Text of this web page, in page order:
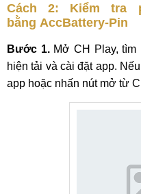
Cách 2: Kiểm tra
bằng AccBattery-Pin
Bước 1.Mở CH Play, tìm
hiện tải và cài đặt app.
app hoặc nhấn nút mở từ